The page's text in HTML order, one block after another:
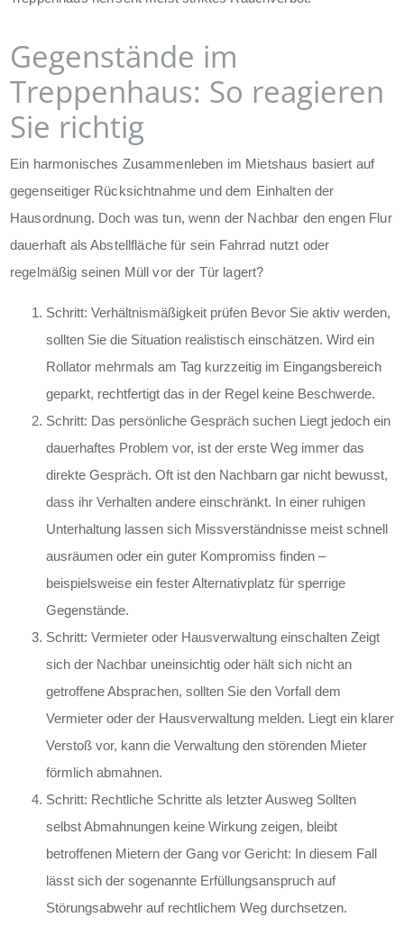
Gegenstände im
Treppenhaus: So reagieren
Sie richtig
Ein harmonisches Zusammenleben im Mietshaus basiert auf
gegenseitiger Rücksichtnahme und dem Einhalten der
Hausordnung. Doch was tun, wenn der Nachbar den engen Flur
dauerhaft als Abstellfläche für sein Fahrrad nutzt oder
regelmäßig seinen Müll vor der Tür lagert?
Schritt: Verhältnismäßigkeit prüfen Bevor Sie aktiv werden,
sollten Sie die Situation realistisch einschätzen. Wird ein
Rollator mehrmals am Tag kurzzeitig im Eingangsbereich
geparkt, rechtfertigt das in der Regel keine Beschwerde.
Schritt: Das persönliche Gespräch suchen Liegt jedoch ein
dauerhaftes Problem vor, ist der erste Weg immer das
direkte Gespräch. Oft ist den Nachbarn gar nicht bewusst,
dass ihr Verhalten andere einschränkt. In einer ruhigen
Unterhaltung lassen sich Missverständnisse meist schnell
ausräumen oder ein guter Kompromiss finden –
beispielsweise ein fester Alternativplatz für sperrige
Gegenstände.
Schritt: Vermieter oder Hausverwaltung einschalten Zeigt
sich der Nachbar uneinsichtig oder hält sich nicht an
getroffene Absprachen, sollten Sie den Vorfall dem
Vermieter oder der Hausverwaltung melden. Liegt ein klarer
Verstoß vor, kann die Verwaltung den störenden Mieter
förmlich abmahnen.
Schritt: Rechtliche Schritte als letzter Ausweg Sollten
selbst Abmahnungen keine Wirkung zeigen, bleibt
betroffenen Mietern der Gang vor Gericht: In diesem Fall
lässt sich der sogenannte Erfüllungsanspruch auf
Störungsabwehr auf rechtlichem Weg durchsetzen.